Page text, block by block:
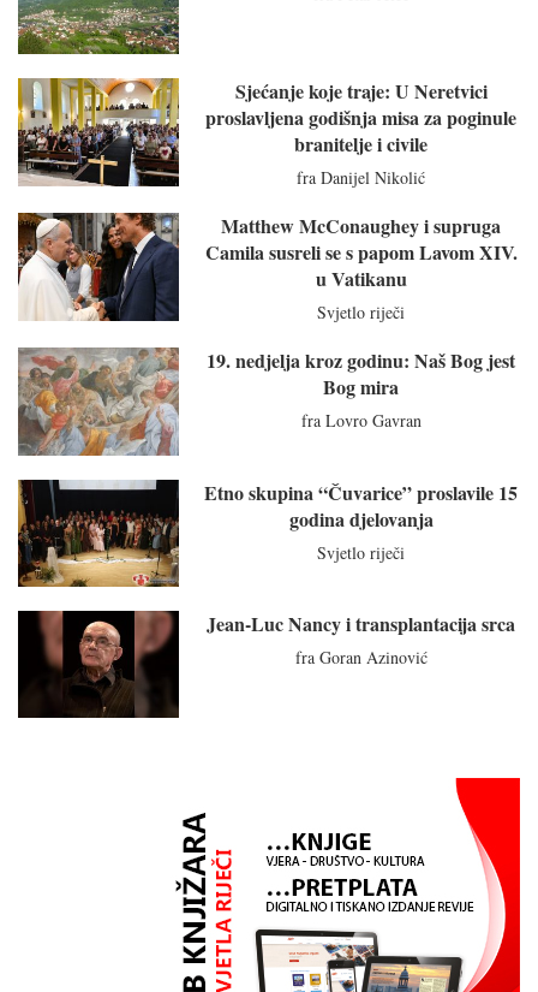
Sjećanje koje traje: U Neretvici
proslavljena godišnja misa za poginule
branitelje i civile
fra Danijel Nikolić
Matthew McConaughey i supruga
Camila susreli se s papom Lavom XIV.
u Vatikanu
Svjetlo riječi
19. nedjelja kroz godinu: Naš Bog jest
Bog mira
fra Lovro Gavran
Etno skupina “Čuvarice” proslavile 15
godina djelovanja
Svjetlo riječi
Jean-Luc Nancy i transplantacija srca
fra Goran Azinović